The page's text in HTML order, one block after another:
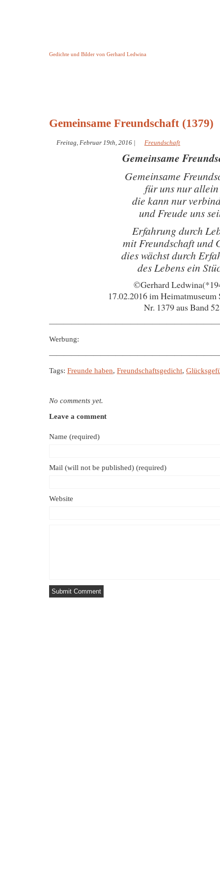
Gedichte und Bilder von Gerhard Ledwina
Gemeinsame Freundschaft (1379)
Freitag, Februar 19th, 2016 | Freundschaft
Gemeinsame
Gemeinsame
für uns nur allein
die kann nur
und Freude uns
Erfahrung durch
mit Freundschaft und
dies wächst durch
des Lebens ein
©Gerhard
17.02.2016 im Heimatmuseum
Nr. 1379 aus Band 52
Werbung:
Tags: Freunde haben, Freundschaftsgedicht,
No comments yet.
Leave a comment
Name (required)
Mail (will not be published) (required)
Website